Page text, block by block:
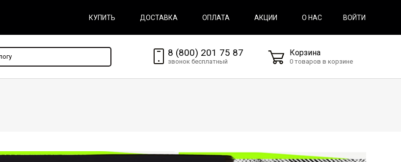
КУПИТЬ ДОСТАВКА ОПЛАТА АКЦИИ О НАС ВОЙТИ
8 (800) 201 75 87
звонок бесплатный
Корзина
0 товаров в корзине